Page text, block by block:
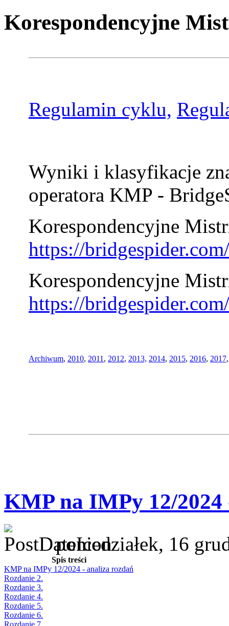
Korespondencyjne
Regulamin cyklu,
Wyniki i klasyfikacje
operatora KMP -
Korespondencyjne
https://
Korespondencyjne
https://
Archiwum, 2010, 2011 , 2012, 2013, 2014, 2015, 2016, 2017
KMP na IMPy 12/2024
poniedziałek, 16
Spis treści
KMP na IMPy 12/2024 - analiza rozdań
Rozdanie 2.
Rozdanie 3.
Rozdanie 4.
Rozdanie 5.
Rozdanie 6.
Rozdanie 7.